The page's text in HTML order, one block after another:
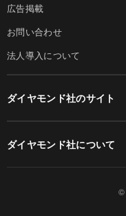
広告掲載
お問い合わせ
法人導入について
ダイヤモンド社のサイト
ダイヤモンド社について
©